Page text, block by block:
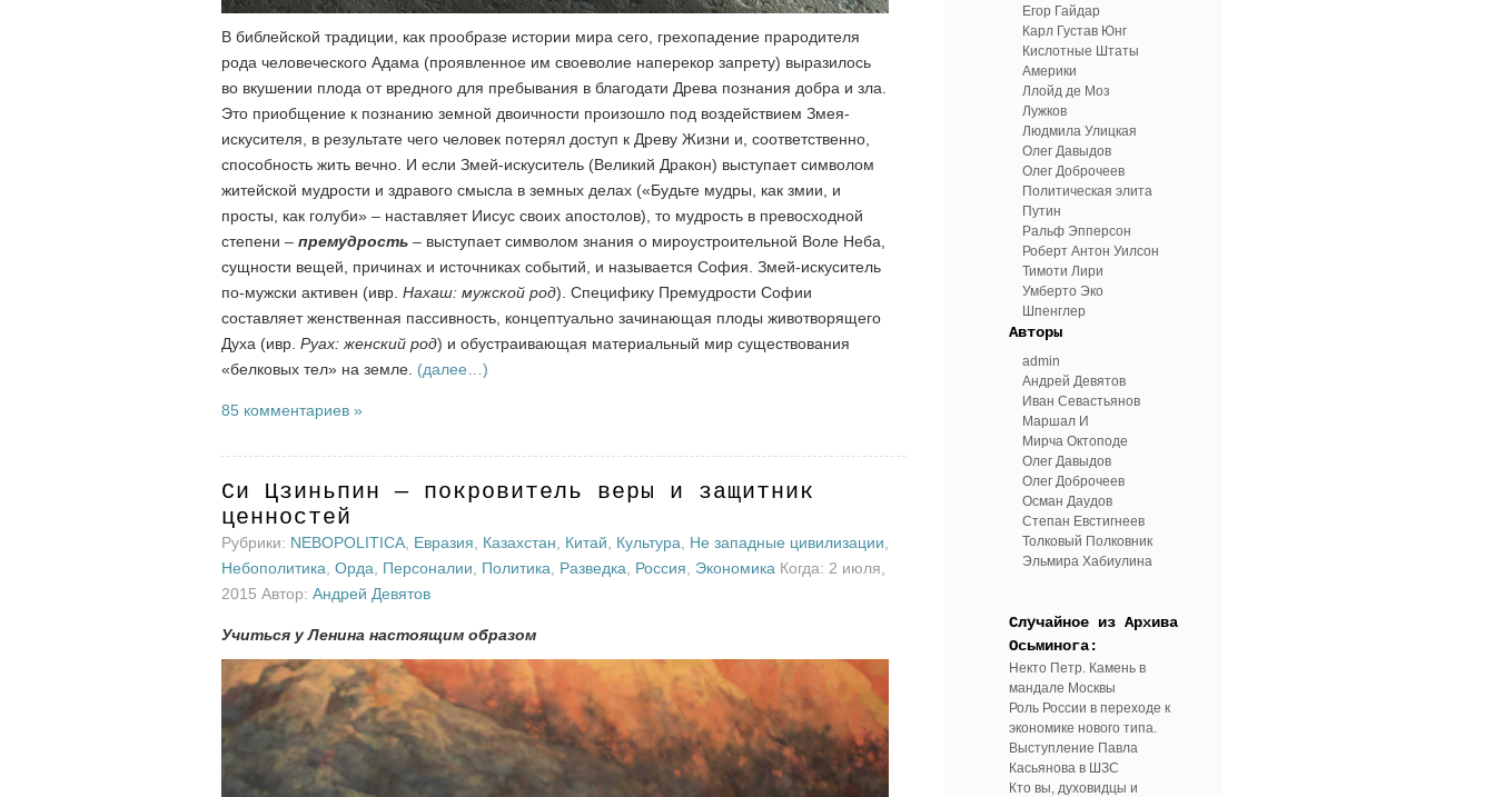
В библейской традиции, как прообразе истории мира сего, грехопадение прародителя
рода человеческого Адама (проявленное им своеволие наперекор запрету) выразилось
во вкушении плода от вредного для пребывания в благодати Древа познания добра и зла.
Это приобщение к познанию земной двоичности произошло под воздействием Змея-
искусителя, в результате чего человек потерял доступ к Древу Жизни и, соответственно,
способность жить вечно. И если Змей-искуситель (Великий Дракон) выступает символом
житейской мудрости и здравого смысла в земных делах («Будьте мудры, как змии, и
просты, как голуби» – наставляет Иисус своих апостолов), то мудрость в превосходной
степени – премудрость – выступает символом знания о мироустроительной Воле Неба,
сущности вещей, причинах и источниках событий, и называется София. Змей-искуситель
по-мужски активен (ивр. Нахаш: мужской род). Специфику Премудрости Софии
составляет женственная пассивность, концептуально зачинающая плоды животворящего
Духа (ивр. Руах: женский род) и обустраивающая материальный мир существования
«белковых тел» на земле. (далее…)
85 комментариев »
Си Цзиньпин — покровитель веры и защитник
ценностей
Рубрики: NEBOPOLITICA Евразия Казахстан Китай Культура Не западные цивилизации
Небополитика Орда Персоналии Политика Разведка Россия Экономика Когда: 2 июля,
2015 Автор: Андрей Девятов
Учиться у Ленина настоящим образом
Егор Гайдар
Карл Густав Юнг
Кислотные Штаты
Америки
Ллойд де Моз
Лужков
Людмила Улицкая
Олег Давыдов
Олег Доброчеев
Политическая элита
Путин
Ральф Эпперсон
Роберт Антон Уилсон
Тимоти Лири
Умберто Эко
Шпенглер
Авторы
admin
Андрей Девятов
Иван Севастьянов
Маршал И
Мирча Октоподе
Олег Давыдов
Олег Доброчеев
Осман Даудов
Степан Евстигнеев
Толковый Полковник
Эльмира Хабиулина
Случайное из Архива
Осьминога:
Некто Петр. Камень в
мандале Москвы
Роль России в переходе к
экономике нового типа.
Выступление Павла
Касьянова в ШЗС
Кто вы, духовидцы и